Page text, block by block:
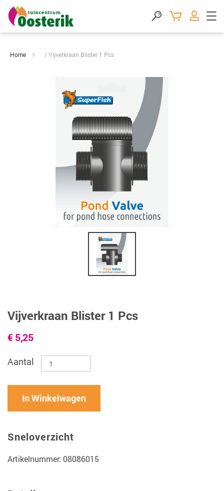
Home Vijverkraan Blister 1 Pcs
Vijverkraan Blister 1 Pcs
€ 5,25
Aantal
In Winkelwagen
Sneloverzicht
Artikelnummer: 08086015